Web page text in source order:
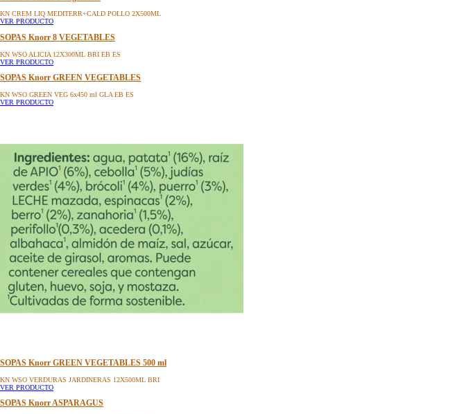
KN CREM LIQ MEDITERR+CALD POLLO 2X500ML
VER PRODUCTO
SOPAS Knorr 8 VEGETABLES
KN WSO ALICIA 12X300ML BRI EB ES
VER PRODUCTO
SOPAS Knorr GREEN VEGETABLES
KN WSO GREEN VEG 6x450 ml GLA EB ES
VER PRODUCTO
SOPAS Knorr GREEN VEGETABLES 500 ml
KN WSO VERDURAS JARDINERAS 12X500ML BRI
VER PRODUCTO
SOPAS Knorr ASPARAGUS